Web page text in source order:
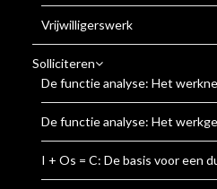
Vrijwilligerswerk
Solliciteren
De functie analyse: Het
De functie analyse: Het
I + Os = C: De basis voor een